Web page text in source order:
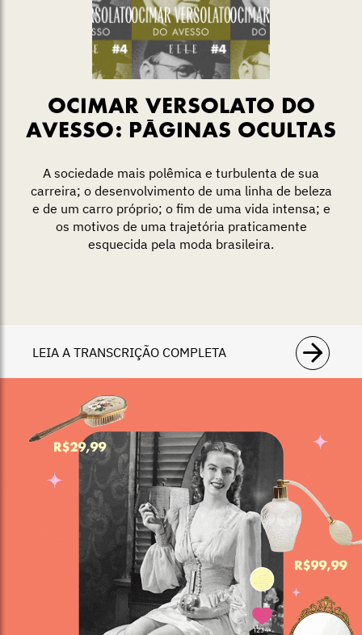
OCIMAR VERSOLATO DO
AVESSO: PÁGINAS OCULTAS
A sociedade mais polêmica e turbulenta de sua
carreira; o desenvolvimento de uma linha de beleza
e de um carro próprio; o fim de uma vida intensa; e
os motivos de uma trajetória praticamente
esquecida pela moda brasileira.
LEIA A TRANSCRIÇÃO COMPLETA